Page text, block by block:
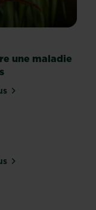
des plantes
une maladie
une